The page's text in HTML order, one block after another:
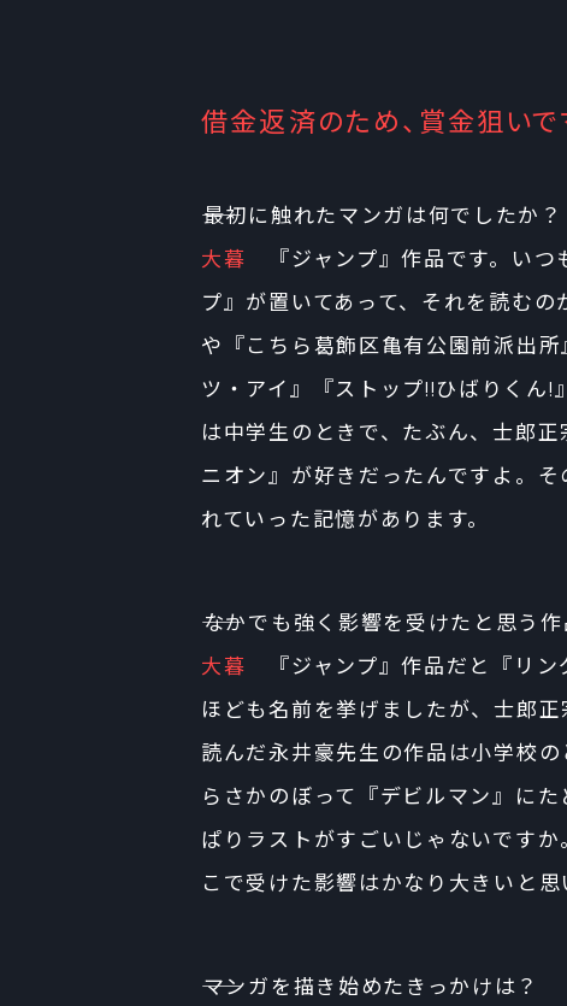
借金返済のため、賞金狙い
――最初に触れたマンガは何でしたか？
大暮 『ジャンプ』作品です。いつ
プ』が置いてあって、それを読むの
や『こちら葛飾区亀有公園前派出
ツ・アイ』『ストップ!!ひばりくん
は中学生のときで、たぶん、士郎
ニオン』が好きだったんですよ。
れていった記憶があります。
――なかでも強く影響を受けたと思う
大暮 『ジャンプ』作品だと『リン
ほども名前を挙げましたが、士郎
読んだ永井豪先生の作品は小学校
らさかのぼって『デビルマン』に
ぱりラストがすごいじゃないです
こで受けた影響はかなり大きいと思
――マンガを描き始めたきっかけは？